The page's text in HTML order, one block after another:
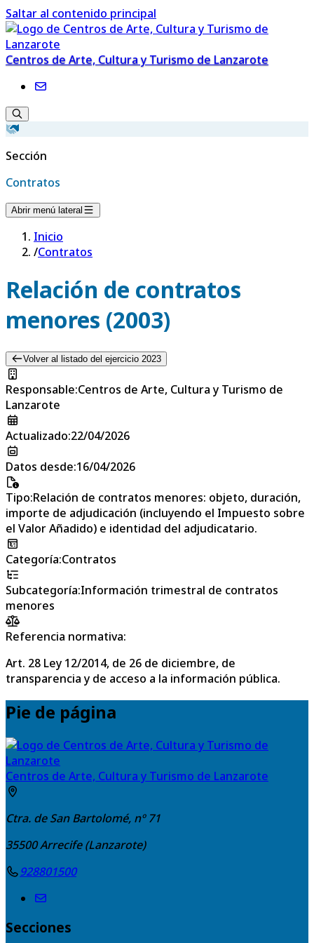
Saltar al contenido principal
Centros de Arte, Cultura y Turismo de Lanzarote
Sección
Contratos
Abrir menú lateral
Inicio
/Contratos
Relación de contratos
menores (2003)
Volver al listado del ejercicio 2023
Responsable:Centros de Arte, Cultura y Turismo de
Lanzarote
Actualizado:22/04/2026
Datos desde:16/04/2026
Tipo:Relación de contratos menores: objeto, duración,
importe de adjudicación (incluyendo el Impuesto sobre
el Valor Añadido) e identidad del adjudicatario.
Categoría:Contratos
Subcategoría:Información trimestral de contratos
menores
Referencia normativa:
Art. 28 Ley 12/2014, de 26 de diciembre, de
transparencia y de acceso a la información pública.
Pie de página
Centros de Arte, Cultura y Turismo de Lanzarote
Ctra. de San Bartolomé, nº 71
35500Arrecife (Lanzarote)
928801500
Secciones